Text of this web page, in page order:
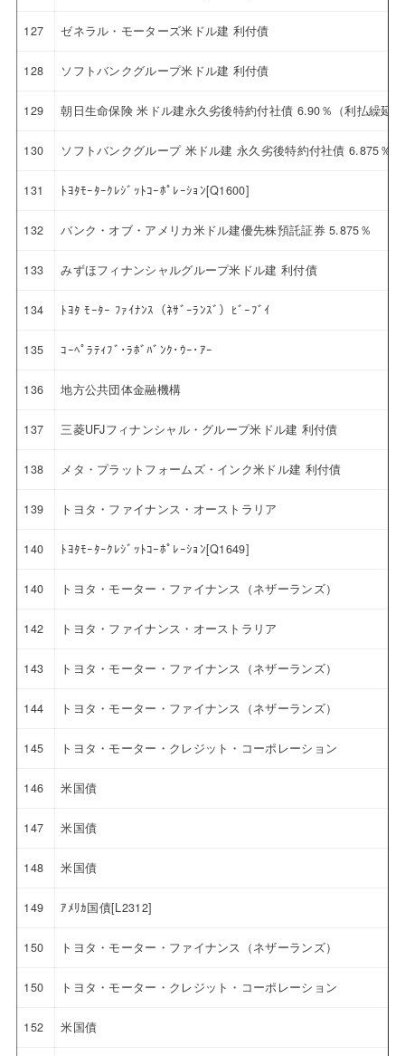
127 ゼネラル・モーターズ米ドル建 利付債
128 ソフトバンクグループ米ドル建 利付債
129 朝日生命保険 米ドル建永久劣後特約付社債 6.90％（利払繰延
130 ソフトバンクグループ 米ドル建 永久劣後特約付社債 6.875％
131 ﾄﾖﾀﾓｰﾀｰｸﾚｼﾞｯﾄｺｰﾎﾟﾚｰｼｮﾝ[Q1600]
132 バンク・オブ・アメリカ米ドル建優先株預託証券 5.875％
133 みずほフィナンシャルグループ米ドル建 利付債
134 ﾄﾖﾀ ﾓｰﾀｰ ﾌｧｲﾅﾝｽ（ﾈｻﾞｰﾗﾝｽﾞ）ﾋﾞｰﾌﾞｲ
135 ｺｰﾍﾟﾗﾃｨﾌﾞ･ﾗﾎﾞﾊﾞﾝｸ･ｳｰ･ｱｰ
136 地方公共団体金融機構
137 三菱UFJフィナンシャル・グループ米ドル建 利付債
138 メタ・プラットフォームズ・インク米ドル建 利付債
139 トヨタ・ファイナンス・オーストラリア
140 ﾄﾖﾀﾓｰﾀｰｸﾚｼﾞｯﾄｺｰﾎﾟﾚｰｼｮﾝ[Q1649]
140 トヨタ・モーター・ファイナンス（ネザーランズ）
142 トヨタ・ファイナンス・オーストラリア
143 トヨタ・モーター・ファイナンス（ネザーランズ）
144 トヨタ・モーター・ファイナンス（ネザーランズ）
145 トヨタ・モーター・クレジット・コーポレーション
146 米国債
147 米国債
148 米国債
149 ｱﾒﾘｶ国債[L2312]
150 トヨタ・モーター・ファイナンス（ネザーランズ）
150 トヨタ・モーター・クレジット・コーポレーション
152 米国債